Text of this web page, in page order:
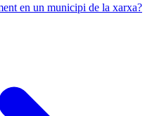
en un municipi de la xarxa?